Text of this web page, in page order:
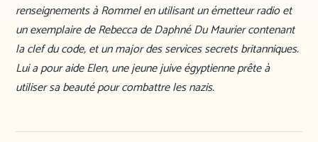
renseignements à Rommel en utilisant un émetteur radio et
un exemplaire de Rebecca de Daphné Du Maurier contenant
la clef du code, et un major des services secrets britanniques.
Lui a pour aide Elen, une jeune juive égyptienne prête à
utiliser sa beauté pour combattre les nazis.